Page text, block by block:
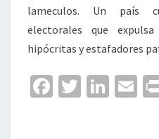
lameculos. Un país
electorales que
hipócritas y estafadores
Fa T
Li
E